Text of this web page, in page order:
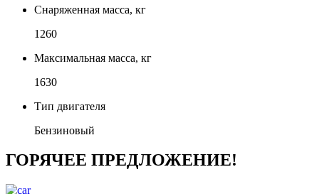
Снаряженная масса, кг
1260
Максимальная масса, кг
1630
Тип двигателя
Бензиновый
ГОРЯЧЕЕ ПРЕДЛОЖЕНИЕ!